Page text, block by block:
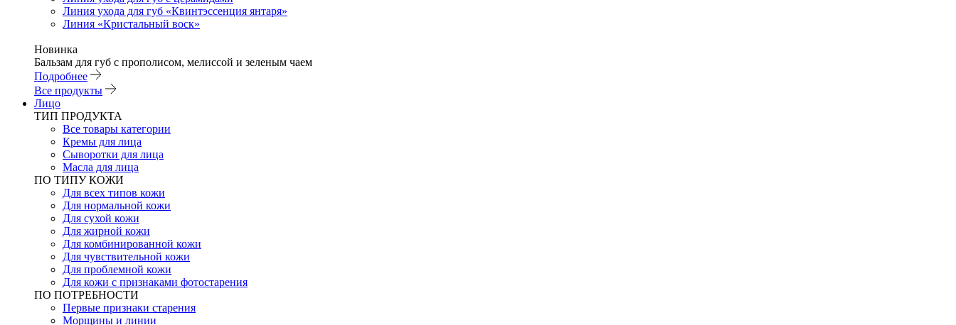
Линия ухода для губ «Квинтэссенция янтаря»
Линия «Кристальный воск»
Новинка
Бальзам для губ с прополисом, мелиссой и зеленым чаем
Подробнее
Все продукты
Лицо
ТИП ПРОДУКТА
Все товары категории
Кремы для лица
Сыворотки для лица
Масла для лица
ПО ТИПУ КОЖИ
Для всех типов кожи
Для нормальной кожи
Для сухой кожи
Для жирной кожи
Для комбинированной кожи
Для чувствительной кожи
Для проблемной кожи
Для кожи с признаками фотостарения
ПО ПОТРЕБНОСТИ
Первые признаки старения
Морщины и линии